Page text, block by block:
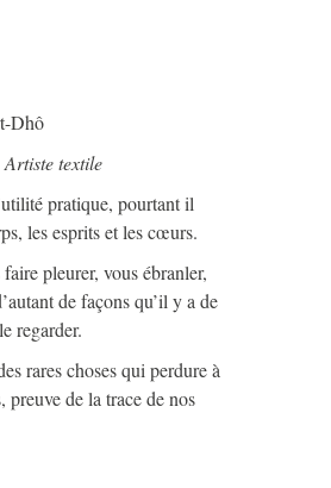
Dhô
textile
pratique, pourtant il
les esprits et les cœurs.
pleurer, vous ébranler,
de façons qu’il y a de
regarder.
rares choses qui perdure à
preuve de la trace de nos